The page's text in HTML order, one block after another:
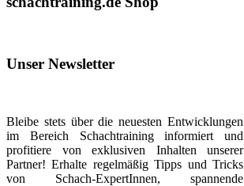
Unser Newsletter
Bleibe stets über die neuesten Entwicklungen
im Bereich Schachtraining informiert und
profitiere von exklusiven Inhalten unserer
Partner! Erhalte regelmäßig Tipps und Tricks
von Schach-ExpertInnen, spannende